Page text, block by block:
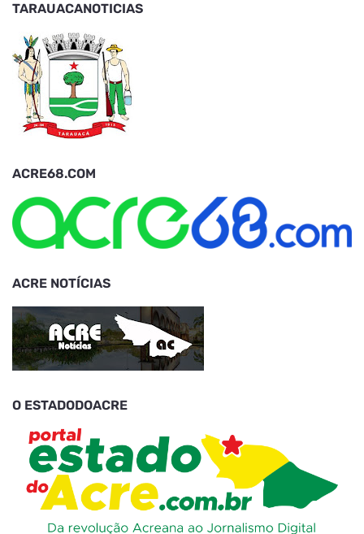
TARAUACANOTICIAS
ACRE68.COM
ACRE NOTÍCIAS
O ESTADODOACRE